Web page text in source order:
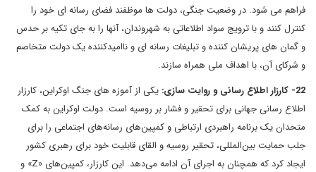
فراهم می شود. در وضعیت جنگی، دولت ها موظفند فضای رسانه ای خود را
کنترل کنند و با ترویج سواد اطلاعاتی به شهروندان، آنها را به جای تکیه بر حدس
و گمان های پریشان کننده و تبلیغات رسانه ای و ناامیدکننده یک دولت متخاصم
و شرکای آن، با اهداف ملی همراه سازند.
22- کارزار اطلاع رسانی و روایت سازی:
یکی از آموزه های جنگ اوکراین، کارزار
اطلاع رسانی جهانی برای تحقیر و فشار بر روسیه است. دولت اوکراین به کمک
متحدان یک برنامه راهبردی ارتباطی و کمپین‌های رسانه‌های اجتماعی را برای
جلب حمایت بین‌المللی، تحقیر روسیه و القای قابلیت خود برای رهبری کشور
ایجاد کرد که همچنان به اجرای آن ادامه می‌دهد. این کارزار، کمپین‌های «Z» و